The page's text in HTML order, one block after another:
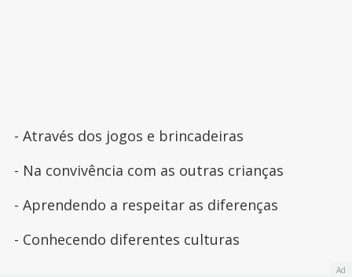
- Através dos jogos e brincadeiras
- Na convivência com as outras crianças
- Aprendendo a respeitar as diferenças
- Conhecendo diferentes culturas
Ad